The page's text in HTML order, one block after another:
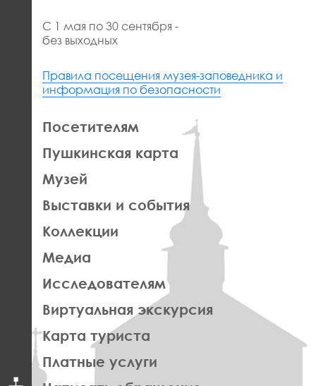
С 1 мая по 30 сентября -
без выходных
Правила посещения музея-заповедника и
информация по безопасности
ЛЕВАЯ
ЧАСТЬ
ФУТЕР
Посетителям
Пушкинская карта
Музей
Выставки и события
Коллекции
Медиа
Исследователям
Виртуальная экскурсия
Карта туриста
Платные услуги